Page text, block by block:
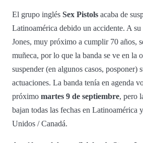
El grupo inglés Sex Pistols acaba de
Latinoamérica debido un accidente. A
Jones, muy próximo a cumplir 70 años,
muñeca, por lo que la banda se ve en la
suspender (en algunos casos, posponer)
actuaciones. La banda tenía en agenda
próximo martes 9 de septiembre, pero
bajan todas las fechas en Latinoamérica
Unidos / Canadá.